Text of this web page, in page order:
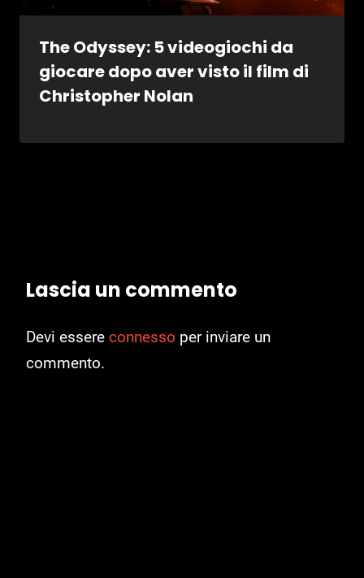
The Odyssey: 5 videogiochi da
giocare dopo aver visto il film di
Christopher Nolan
Lascia un commento
Devi essere connesso per inviare un
commento.